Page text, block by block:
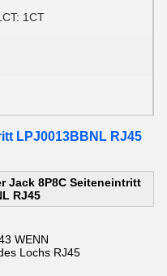
1CT
LPJ0013BBNL RJ45
Jack 8P8C Seiteneintritt
RJ45
WENN
Lochs RJ45